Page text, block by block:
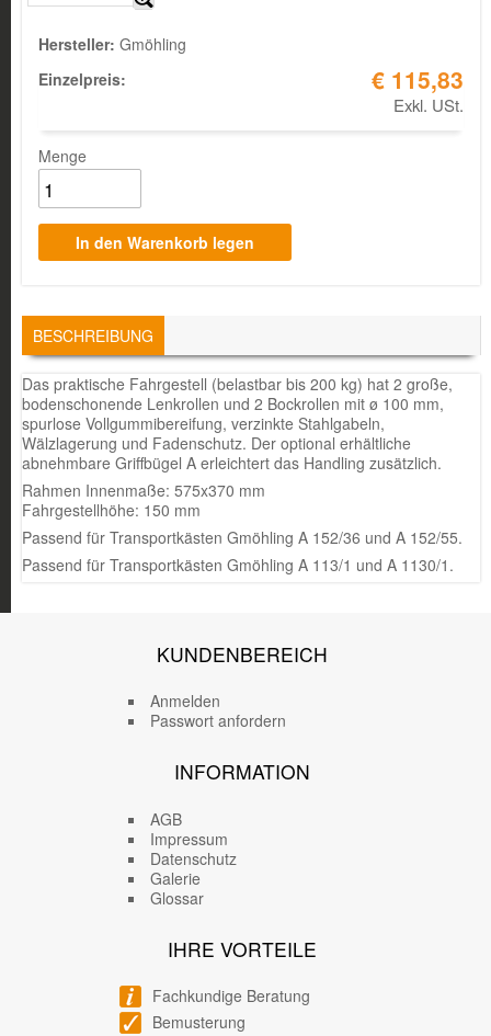
Hersteller: Gmöhling
Einzelpreis:
€ 115,83
Exkl. USt.
Menge
TABS
BESCHREIBUNG
REITER)
Das praktische Fahrgestell (belastbar bis 200 kg) hat 2 große,
bodenschonende Lenkrollen und 2 Bockrollen mit ø 100 mm,
spurlose Vollgummibereifung, verzinkte Stahlgabeln,
Wälzlagerung und Fadenschutz. Der optional erhältliche
abnehmbare Griffbügel A erleichtert das Handling zusätzlich.
Rahmen Innenmaße: 575x370 mm
Fahrgestellhöhe: 150 mm
Passend für Transportkästen Gmöhling A 152/36 und A 152/55.
Passend für Transportkästen Gmöhling A 113/1 und A 1130/1.
KUNDENBEREICH
Anmelden
Passwort anfordern
INFORMATION
AGB
Impressum
Datenschutz
Galerie
Glossar
IHRE VORTEILE
Fachkundige Beratung
Bemusterung